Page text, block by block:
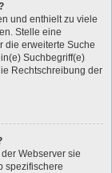
und enthielt zu viele
Stelle eine
die erweiterte Suche
Suchbegriff(e)
Rechtschreibung der
Webserver sie
spezifischere